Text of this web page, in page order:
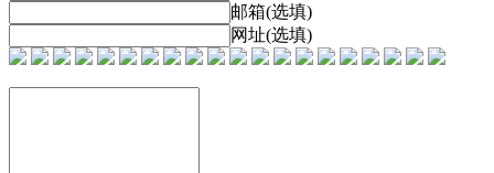
邮箱(选填)
网址(选填)